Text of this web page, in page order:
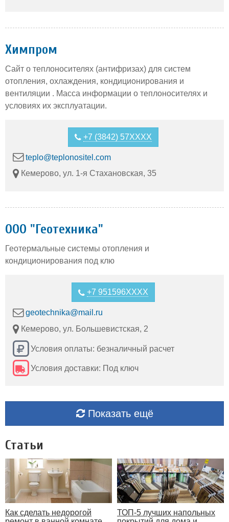
Химпром
Сайт о теплоносителях (антифризах) для систем
отопления, охлаждения, кондиционирования и
вентиляции . Масса информации о теплоносителях и
условиях их эксплуатации.
+7 (3842) 57XXXX
teplo@teplonositel.com
Кемерово, ул. 1-я Стахановская, 35
ООО "Геотехника"
Геотермальные системы отопления и
кондиционирования под клю
+7 951596XXXX
geotechnika@mail.ru
Кемерово, ул. Большевистская, 2
Условия оплаты: безналичный расчет
Условия доставки: Под ключ
Показать ещё
Статьи
Как сделать недорогой
ТОП-5 лучших напольных